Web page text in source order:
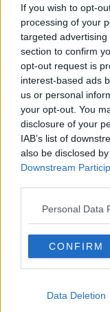
If you wish to opt-
processing of your
targeted
section to confirm
opt-out request is
interest-based ads
us or personal
your opt-out. You
disclosure of your
IAB’s list of
also be disclosed
Downstream
Personal Data
CONFIRM
Data Deletion
Se vuoi leggere le
Newsletter QUInews
alle 20:00
Basta cliccareQUI
Fotogallery
Ti potrebbe
Articoli dal Blog
​Che “Odissea sia”
Norme viticole e